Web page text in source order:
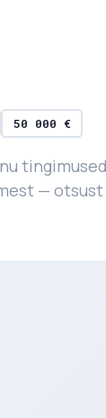
50 000 €
— otsust